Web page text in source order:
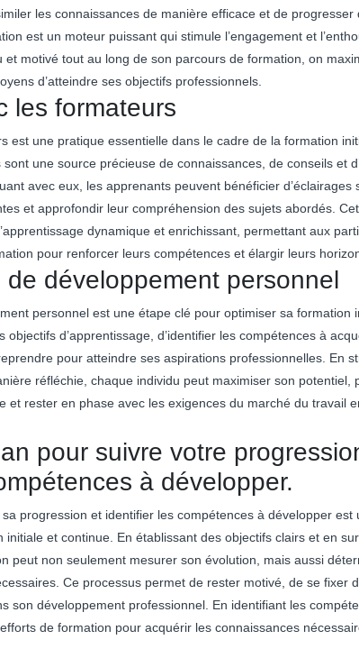
les connaissances de manière efficace et de progresser
est un moteur puissant qui stimule l’engagement et
et motivé tout au long de son parcours de formation, on
d’atteindre ses objectifs professionnels.
les formateurs
est une pratique essentielle dans le cadre de la formation
une source précieuse de connaissances, de conseils et
avec eux, les apprenants peuvent bénéficier d’éclairages
et approfondir leur compréhension des sujets abordés.
dynamique et enrichissant, permettant aux
pour renforcer leurs compétences et élargir leurs
de développement personnel
personnel est une étape clé pour optimiser sa formation
objectifs d’apprentissage, d’identifier les compétences à
pour atteindre ses aspirations professionnelles. En
réfléchie, chaque individu peut maximiser son potentiel,
et rester en phase avec les exigences du marché du travail
pour suivre votre
à développer.
progression et identifier les compétences à développer est
initiale et continue. En établissant des objectifs clairs et en
peut non seulement mesurer son évolution, mais aussi
Ce processus permet de rester motivé, de se fixer
son développement professionnel. En identifiant les
de formation pour acquérir les connaissances